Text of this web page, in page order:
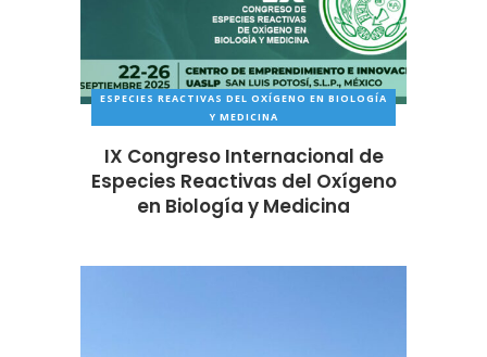
ESPECIES REACTIVAS DEL OXÍGENO EN BIOLOGÍA
Y MEDICINA
IX Congreso Internacional de
Especies Reactivas del Oxígeno
en Biología y Medicina